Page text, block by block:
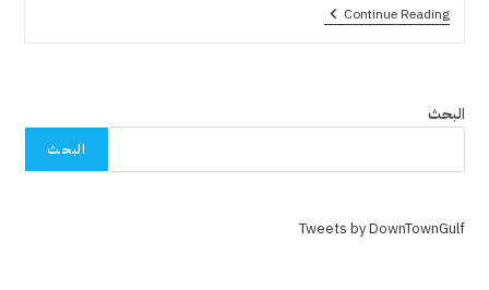
Continue Readingأفضل
شركة
البحث
البحث
Tweets by DownTownGulf